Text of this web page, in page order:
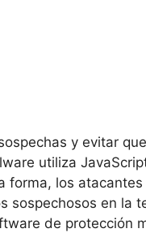
y evitar
utiliza
forma, los atacantes
sospechosos en la
de protección